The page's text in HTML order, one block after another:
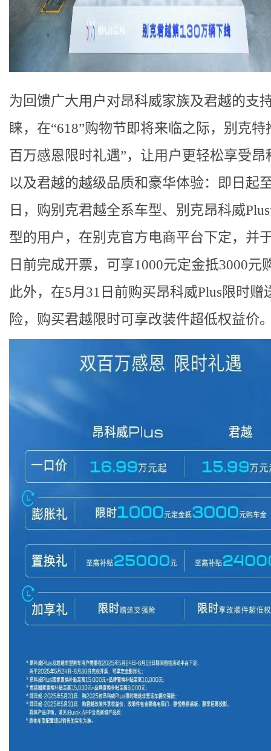
为回馈广大用户对昂科威家族及君越的支
睐，在“618”购物节即将来临之际，别克特
百万感恩限时礼遇”，让用户更轻松享受昂
以及君越的越级品质和豪华体验：即日起
日，购别克君越全系车型、别克昂科威
型的用户，在别克官方电商平台下定，并
日前完成开票，可享1000元定金抵3000元
此外，在5月31日前购买昂科威Plus限时赠
险，购买君越限时可享改装件超低权益价